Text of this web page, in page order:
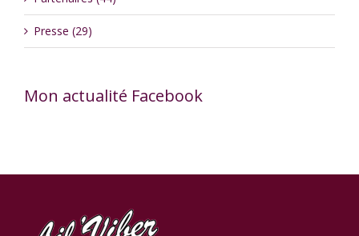
Presse (29)
Mon actualité Facebook